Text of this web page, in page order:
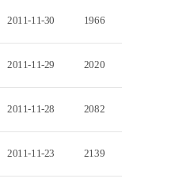
2011-11-30 1966
2011-11-29 2020
2011-11-28 2082
2011-11-23 2139